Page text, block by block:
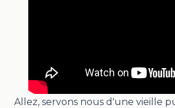
Allez, servons nous d'une vieille